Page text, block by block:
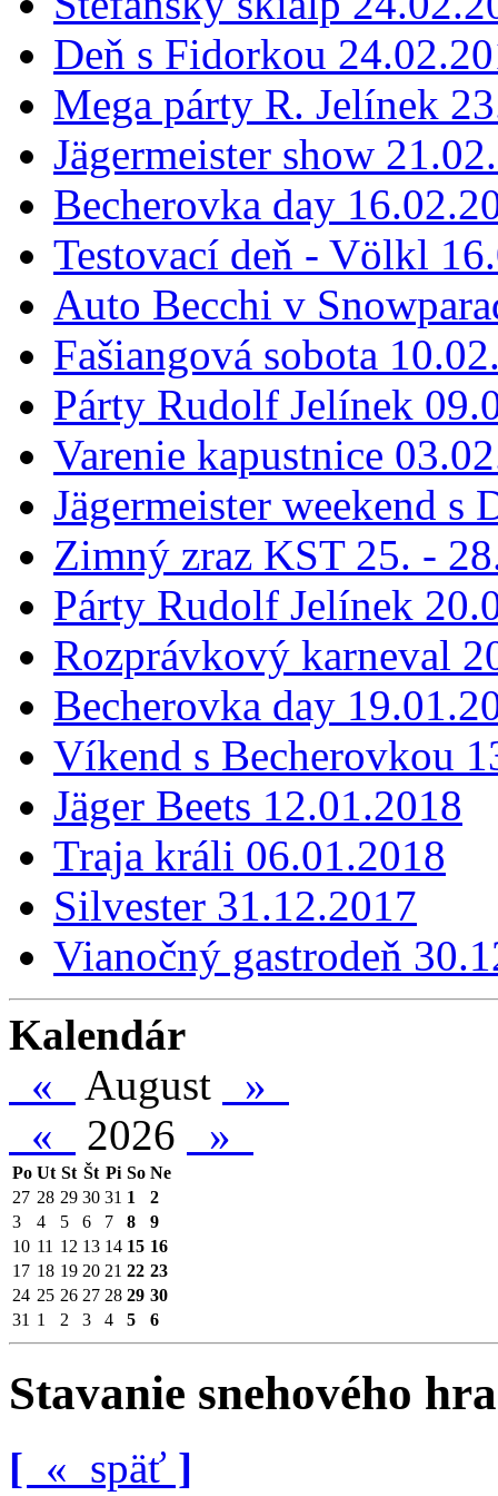
Deň s Fidorkou
Mega párty R. Jelínek
Jägermeister show
Becherovka day
Testovací deň - Völkl
Auto Becchi v
Fašiangová sobota
Párty Rudolf Jelínek
Varenie kapustnice
Jägermeister weekend
Zimný zraz KST 25. -
Párty Rudolf Jelínek
Rozprávkový karneval
Becherovka day
Víkend s Becherovkou
Jäger Beets 12.01.2018
Traja králi 06.01.2018
Silvester 31.12.2017
Vianočný gastrodeň
Kalendár
«
August
»
«
2026 »
Po Ut St Št Pi So Ne
27 28 29 30 31 1
2
3
4 5 6 7 8
9
10 11 12 13 14 15 16
17 18 19 20 21 22 23
24 25 26 27 28 29 30
31 1 2 3 4 5 6
Stavanie snehového
[ « späť ]